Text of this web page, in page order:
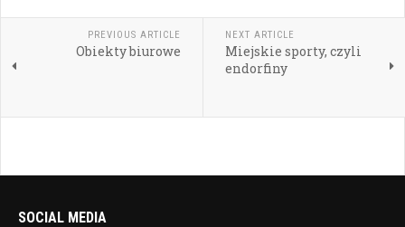
PREVIOUS ARTICLE
Obiekty biurowe
NEXT ARTICLE
Miejskie sporty, czyli
endorfiny
SOCIAL MEDIA